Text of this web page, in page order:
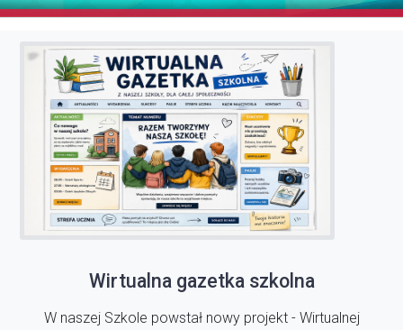
Wirtualna gazetka szkolna
W naszej Szkole powstał nowy projekt - Wirtualnej